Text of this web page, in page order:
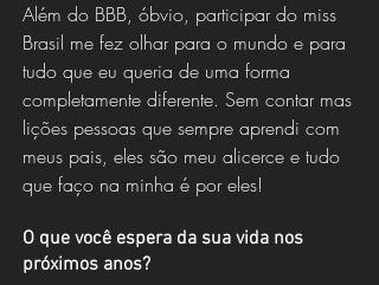
Além do BBB, óbvio, participar do miss
Brasil me fez olhar para o mundo e para
tudo que eu queria de uma forma
completamente diferente. Sem contar mas
lições pessoas que sempre aprendi com
meus pais, eles são meu alicerce e tudo
que faço na minha é por eles!
O que você espera da sua vida nos
próximos anos?